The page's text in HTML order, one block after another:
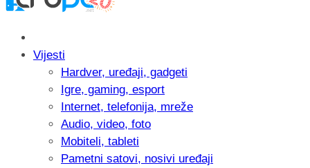
Vijesti
Hardver, uređaji, gadgeti
Igre, gaming, esport
Internet, telefonija, mreže
Audio, video, foto
Mobiteli, tableti
Pametni satovi, nosivi uređaji